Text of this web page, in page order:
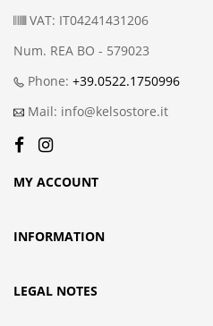
VAT: IT04241431206
Num. REA BO - 579023
Phone: +39.0522.1750996
Mail: info@kelsostore.it
MY ACCOUNT
INFORMATION
LEGAL NOTES